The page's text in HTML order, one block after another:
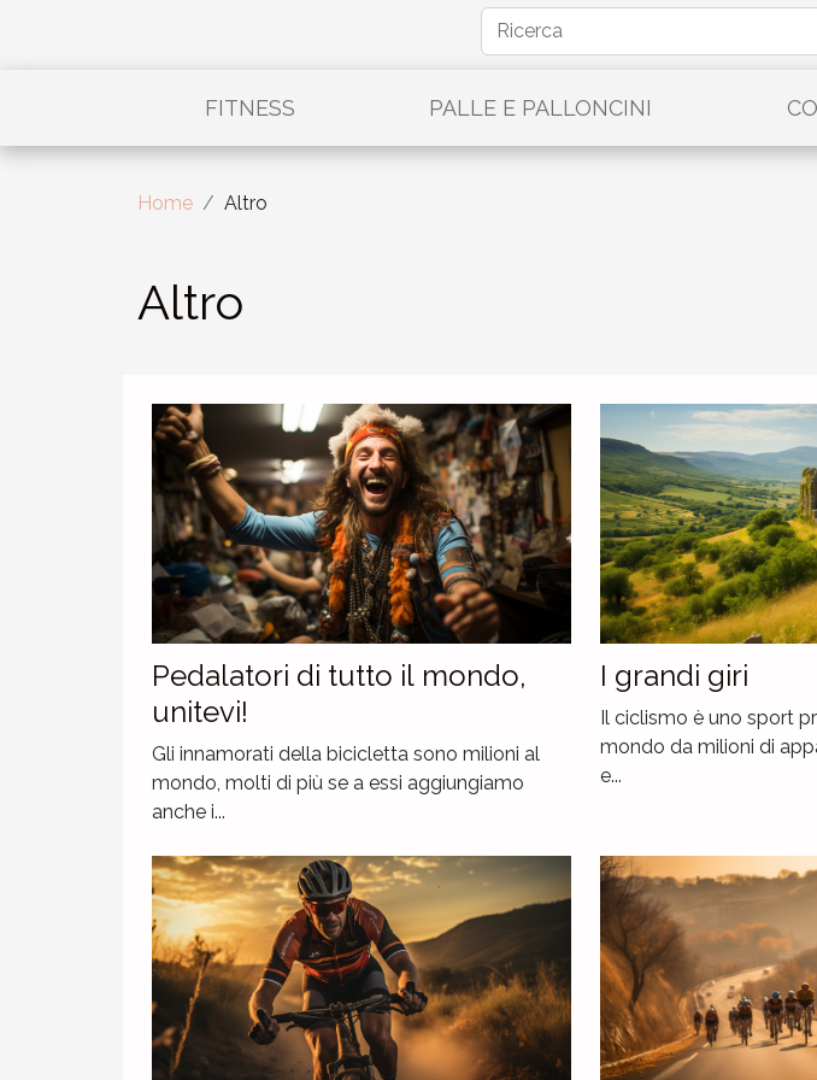
FITNESS PALLE E PALLONCINI
Home Altro
Altro
Pedalatori di tutto il mondo,
unitevi!
Gli innamorati della bicicletta sono milioni al
mondo, molti di più se a essi aggiungiamo
anche i...
I grandi giri
Il ciclismo è uno sport
mondo da milioni di
e...